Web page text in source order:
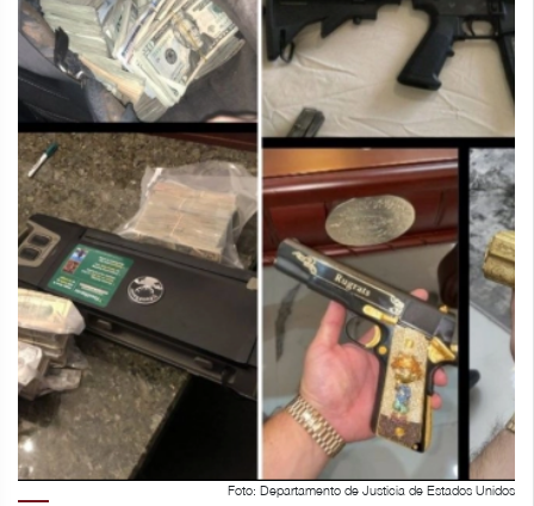
Foto: Departamento de Justicia de Estados Unidos